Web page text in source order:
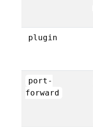
plugin
port-
forward